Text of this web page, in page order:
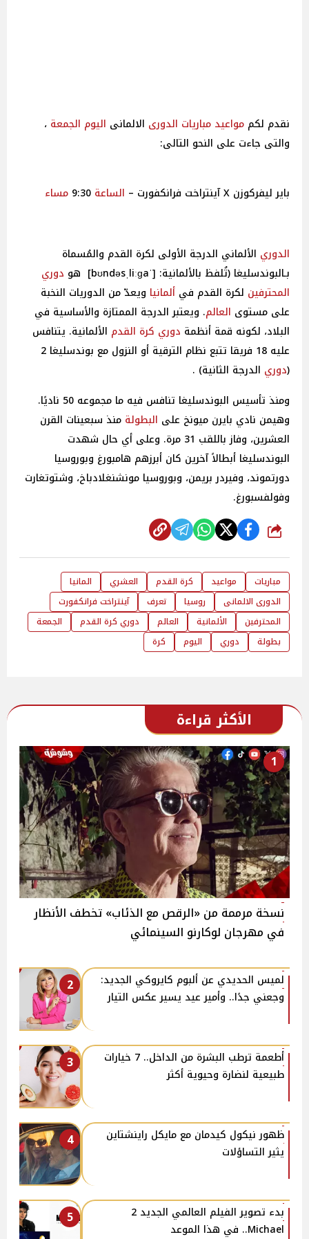
نقدم لكم مواعيد مباريات الدورى الالمانى اليوم الجمعة ،
والتى جاءت على النحو التالى:
باير ليفركوزن X آينتراخت فرانكفورت – الساعة مساء
الدوري الألماني الدرجة الأولى لكرة القدم والمُسماة
بـالبوندسليغا (تُلفظ بالألمانية: [ˈbʊndəsˌliːɡa] هو
دوري
المحترفين لكرة القدم في ألمانيا ويعدّ من الدوريات النخبة
على مستوى العالم. ويعتبر الدرجة الممتازة والأساسية في
البلاد، لكونه قمة أنظمة دوري كرة القدم الألمانية. يتنافس
عليه 18 فريقا تتبع نظام الترقية أو النزول مع بوندسليغا 2
(دوري الدرجة الثانية) .
ومنذ تأسيس البوندسليغا تنافس فيه ما مجموعه 50 ناديًا.
وهيمن نادي بايرن ميونخ على البطولة منذ سبعينات القرن
العشرين، وفاز باللقب 31 مرة. وعلى أي حال شهدت
البوندسليغا أبطالاً آخرين كان أبرزهم هامبورغ وبوروسيا
دورتموند، وفيردر بريمن، وبوروسيا مونشنغلادباخ، وشتوتغارت
وفولفسبورغ.
شارك
مباريات مواعيد كرة القدم العشري
المانيا
الدورى الالمانى
روسيا تعرف
آينتراخت فرانكفورت
المحترفين
الألمانية العالم دوري كرة القدم
الجمعة
بطولة
دوري اليوم كرة
الأكثر قراءة
1
نسخة مرممة من «الرقص مع الذئاب» تخطف الأنظار
في مهرجان لوكارنو السينمائي
2
لميس الحديدي عن ألبوم كايروكي الجديد:
وجعني جدًا.. وأمير عيد يسير عكس التيار
3
أطعمة ترطب البشرة من الداخل.. 7 خيارات
طبيعية لنضارة وحيوية أكثر
4
ظهور نيكول كيدمان مع مايكل راينشتاين
يثير التساؤلات
5
بدء تصوير الفيلم العالمي الجديد 2
Michael.. في هذا الموعد